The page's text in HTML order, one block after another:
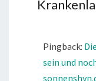
Pingback:
sein und